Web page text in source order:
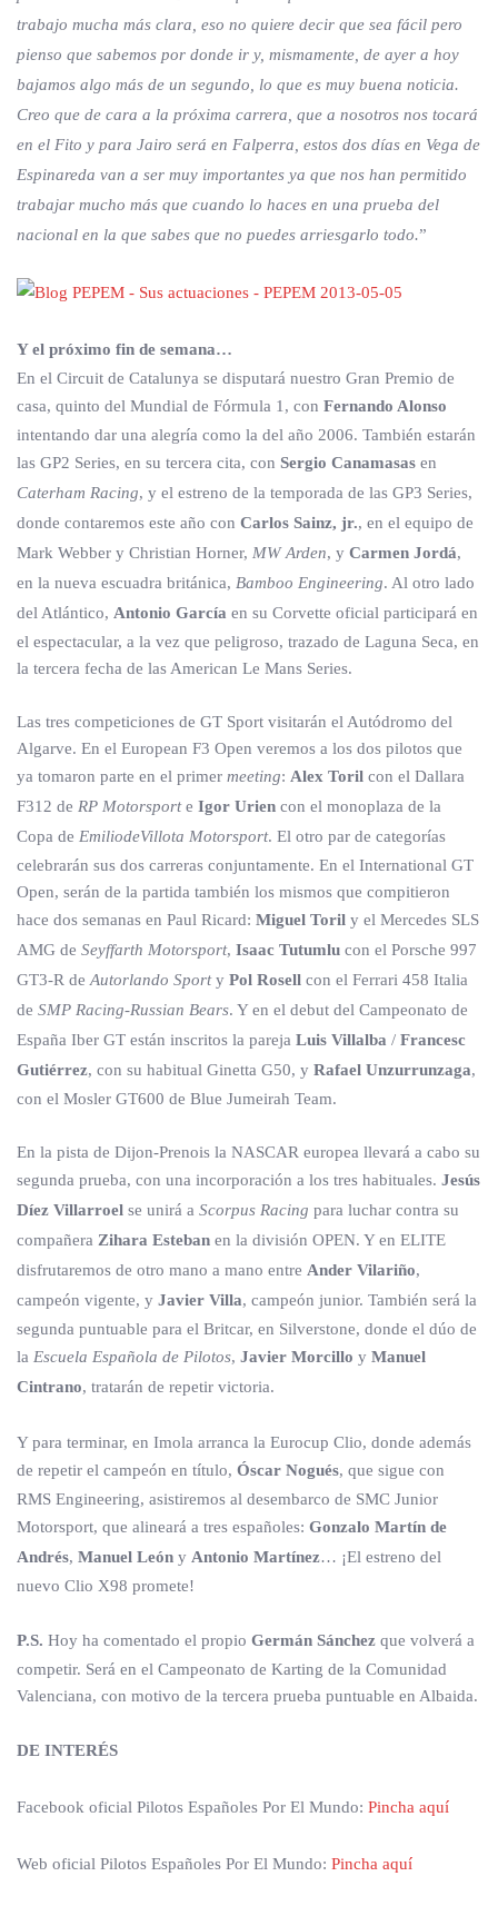
trabajo mucha más clara, eso no quiere decir que sea fácil pero
pienso que sabemos por donde ir y, mismamente, de ayer a hoy
bajamos algo más de un segundo, lo que es muy buena noticia.
Creo que de cara a la próxima carrera, que a nosotros nos tocará
en el Fito y para Jairo será en Falperra, estos dos días en Vega de
Espinareda van a ser muy importantes ya que nos han permitido
trabajar mucho más que cuando lo haces en una prueba del
nacional en la que sabes que no puedes arriesgarlo todo.”
Y el próximo fin de semana…
En el Circuit de Catalunya se disputará nuestro Gran Premio de
casa, quinto del Mundial de Fórmula 1, con Fernando Alonso
intentando dar una alegría como la del año 2006. También estarán
las GP2 Series, en su tercera cita, con Sergio Canamasas en
Caterham Racing, y el estreno de la temporada de las GP3 Series,
donde contaremos este año con Carlos Sainz, jr., en el equipo de
Mark Webber y Christian Horner, MW Arden, y Carmen Jordá,
en la nueva escuadra británica, Bamboo Engineering. Al otro lado
del Atlántico, Antonio García en su Corvette oficial participará en
el espectacular, a la vez que peligroso, trazado de Laguna Seca, en
la tercera fecha de las American Le Mans Series.
Las tres competiciones de GT Sport visitarán el Autódromo del
Algarve. En el European F3 Open veremos a los dos pilotos que
ya tomaron parte en el primer meeting: Alex Toril con el Dallara
F312 de RP Motorsporte Igor Urien con el monoplaza de la
Copa de EmiliodeVillota Motorsport. El otro par de categorías
celebrarán sus dos carreras conjuntamente. En el International GT
Open, serán de la partida también los mismos que compitieron
hace dos semanas en Paul Ricard: Miguel Toril y el Mercedes SLS
AMG de Seyffarth Motorsport, Isaac Tutumlu con el Porsche 997
GT3-R de Autorlando Sporty Pol Rosell con el Ferrari 458 Italia
de SMP Racing-Russian Bears. Y en el debut del Campeonato de
España Iber GT están inscritos la pareja Luis Villalba / Francesc
Gutiérrez, con su habitual Ginetta G50, y Rafael Unzurrunzaga,
con el Mosler GT600 de Blue Jumeirah Team.
En la pista de Dijon-Prenois la NASCAR europea llevará a cabo su
segunda prueba, con una incorporación a los tres habituales. Jesús
Díez Villarroel se unirá a Scorpus Racing para luchar contra su
compañera Zihara Esteban en la división OPEN. Y en ELITE
disfrutaremos de otro mano a mano entre Ander Vilariño,
campeón vigente, y Javier Villa, campeón junior. También será la
segunda puntuable para el Britcar, en Silverstone, donde el dúo de
la Escuela Española de Pilotos, Javier Morcillo y Manuel
Cintrano, tratarán de repetir victoria.
Y para terminar, en Imola arranca la Eurocup Clio, donde además
de repetir el campeón en título, Óscar Nogués, que sigue con
RMS Engineering, asistiremos al desembarco de SMC Junior
Motorsport, que alineará a tres españoles: Gonzalo Martín de
Andrés, Manuel León y Antonio Martínez… ¡El estreno del
nuevo Clio X98 promete!
P.S. Hoy ha comentado el propio Germán Sánchez que volverá a
competir. Será en el Campeonato de Karting de la Comunidad
Valenciana, con motivo de la tercera prueba puntuable en Albaida.
DE INTERÉS
Facebook oficial Pilotos Españoles Por El Mundo: Pincha aquí
Web oficial Pilotos Españoles Por El Mundo: Pincha aquí